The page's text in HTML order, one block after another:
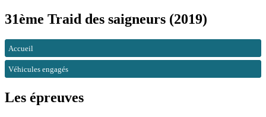
31ème Traid des saigneurs (2019)
Accueil
Véhicules engagés
Les épreuves